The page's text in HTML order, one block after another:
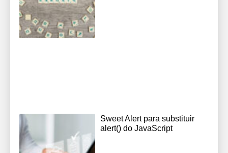
Sweet Alert para substituir
alert() do JavaScript